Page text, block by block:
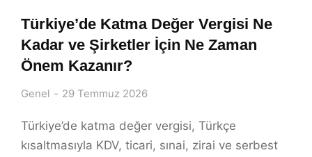
Türkiye’de Katma Değer Vergisi Ne
Kadar ve Şirketler İçin Ne Zaman
Önem Kazanır?
Genel 29 Temmuz 2026
Türkiye’de katma değer vergisi, Türkçe
kısaltmasıyla KDV, ticari, sınai, zirai ve serbest